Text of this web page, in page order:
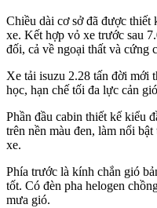
Chiều dài cơ sở đã được
xe. Kết hợp vỏ xe trước sau
đối, cả về ngoại thất và cứng
Xe tải isuzu 2.28 tấn đời mới
học, hạn chế tối đa lực cản
Phần đầu cabin thiết kế kiểu
trên nền màu đen, làm nổi
xe.
Phía trước là kính chắn gió
tốt. Có đèn pha helogen
mưa gió.